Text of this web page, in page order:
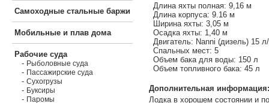
Самоходные стальные баржи
Мобильные и плав дома
Рабочие суда
- Рыболовные суда
- Пассажирские суда
- Сухогрузы
- Буксиры
- Паромы
Длина яхты полная: 9,16 м
Длина корпуса: 9.16 м
Ширина яхты: 3,05 м
Осадка яхты: 1,40 м
Двигатель: Nanni (дизель) 15
Спальных мест: 5
Объем бака для воды: 150 л
Объем топливного бака: 45 л
Дополнительная информация:
Лодка в хорошем состоянии и